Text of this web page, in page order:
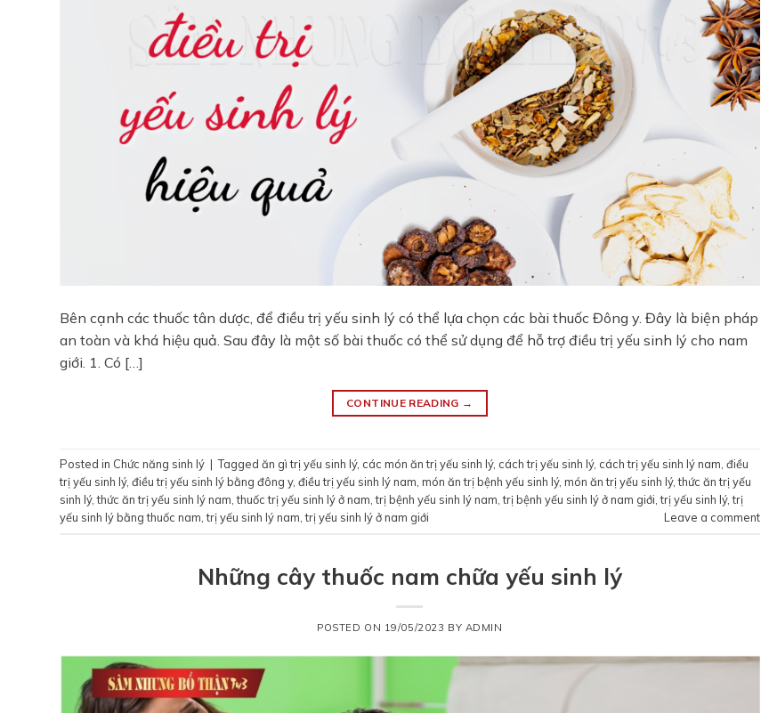
Bên cạnh các thuốc tân dược, để điều trị yếu sinh lý có thể lựa chọn các bài thuốc Đông y. Đây là biện pháp
an toàn và khá hiệu quả. Sau đây là một số bài thuốc có thể sử dụng để hỗ trợ điều trị yếu sinh lý cho nam
giới. 1. Có […]
CONTINUE READING →
Posted in Chức năng sinh lý | Tagged ăn gì trị yếu sinh lý, các món ăn trị yếu sinh lý, cách trị yếu sinh lý, cách trị yếu sinh lý nam, điều
trị yếu sinh lý, điều trị yếu sinh lý bằng đông y, điều trị yếu sinh lý nam, món ăn trị bệnh yếu sinh lý, món ăn trị yếu sinh lý,thức ăn trị yếu
sinh lý,thức ăn trị yếu sinh lý nam,thuốc trị yếu sinh lý ở nam,trị bệnh yếu sinh lý nam,trị bệnh yếu sinh lý ở nam giới,trị yếu sinh lý,trị
yếu sinh lý bằng thuốc nam,trị yếu sinh lý nam,trị yếu sinh lý ở nam giới Leave a comment
Những cây thuốc nam chữa yếu sinh lý
POSTED ON 19/05/2023 BY ADMIN